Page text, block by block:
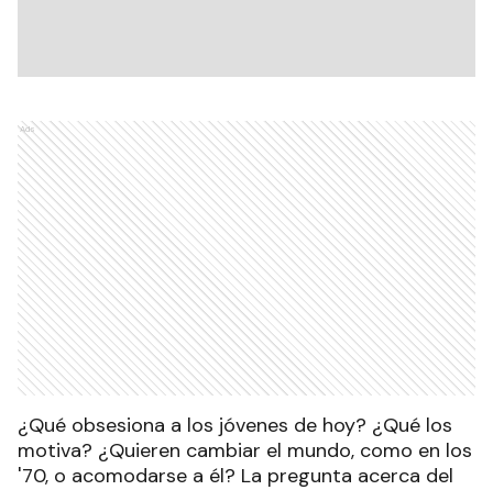
Ads
¿Qué obsesiona a los jóvenes de hoy? ¿Qué los
motiva? ¿Quieren cambiar el mundo, como en los
'70, o acomodarse a él? La pregunta acerca del